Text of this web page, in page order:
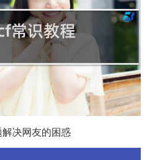
解决网友的困惑